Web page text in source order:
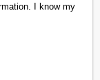
I know my